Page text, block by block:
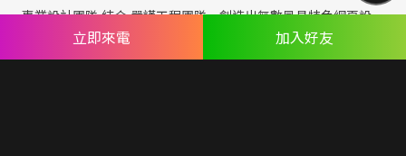
專業設計團隊 結合 嚴謹工程團隊，創造出無數最具特色網頁設
計，不管是時尚美感或是網站最新特效技術，我們仍不斷學習推
出最創新的網頁設計。
立即來電 加入好友